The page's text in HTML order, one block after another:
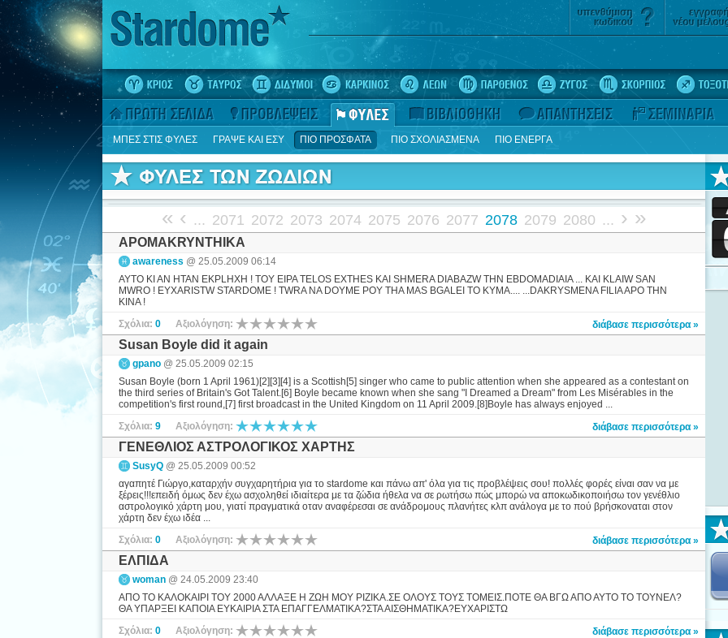
ΜΠΕΣ ΣΤΙΣ ΦΥΛΕΣ ΓΡΑΨΕ ΚΑΙ ΕΣΥ ΠΙΟ ΠΡΟΣΦΑΤΑ ΠΙΟ ΣΧΟΛΙΑΣΜΕΝΑ ΠΙΟ ΕΝΕΡΓΑ
« ‹ ... 2071 2072 2073 2074 2075 2076 2077 2078 2079 2080 ... › »
APOMAKRYNTHIKA
awareness @ 25.05.2009 06:14
AYTO KI AN HTAN EKPLHXH ! TOY EIPA TELOS EXTHES KAI SHMERA DIABAZW THN EBDOMADIAIA ... KAI KLAIW SAN
MWRO ! EYXARISTW STARDOME ! TWRA NA DOYME POY THA MAS BGALEI TO KYMA.... ...DAKRYSMENA FILIA APO THN
KINA !
διάβασε περισσότερα »
Σχόλια: 0 Αξιολόγηση:
Susan Boyle did it again
gpano @ 25.05.2009 02:15
Susan Boyle (born 1 April 1961)[2][3][4] is a Scottish[5] singer who came to public attention when she appeared as a contestant on
the third series of Britain's Got Talent.[6] Boyle became known when she sang "I Dreamed a Dream" from Les Misérables in the
competition's first round,[7] first broadcast in the United Kingdom on 11 April 2009.[8]Boyle has always enjoyed ...
διάβασε περισσότερα »
Σχόλια: 9 Αξιολόγηση:
ΓΕΝΕΘΛΙΟΣ ΑΣΤΡΟΛΟΓΙΚΟΣ ΧΑΡΤΗΣ
SusyQ @ 25.05.2009 00:52
αγαπητέ Γιώργο,καταρχήν συγχαρητήρια για το stardome και πάνω απ' όλα για τις προβλέψεις σου! πολλές φορές είναι σαν να με
ξέρεις!!!επειδή όμως δεν έχω ασχοληθεί ιδιαίτερα με τα ζώδια ήθελα να σε ρωτήσω πώς μπορώ να αποκωδικοποιήσω τον γενέθλιο
αστρολογικό χάρτη μου, γιατί πραγματικά οταν αναφέρεσαι σε ανάδρομους πλανήτες κλπ ανάλογα με το πού βρήσκοναται στον
χάρτη δεν έχω ιδέα ...
διάβασε περισσότερα »
Σχόλια: 0 Αξιολόγηση:
ΕΛΠΙΔΑ
woman @ 24.05.2009 23:40
ΑΠΟ ΤΟ ΚΑΛΟΚΑΙΡΙ ΤΟΥ 2000 ΑΛΛΑΞΕ Η ΖΩΗ ΜΟΥ ΡΙΖΙΚΑ.ΣΕ ΟΛΟΥΣ ΤΟΥΣ ΤΟΜΕΙΣ.ΠΟΤΕ ΘΑ ΒΓΩ ΑΠΟ ΑΥΤΟ ΤΟ ΤΟΥΝΕΛ?
ΘΑ ΥΠΑΡΞΕΙ ΚΑΠΟΙΑ ΕΥΚΑΙΡΙΑ ΣΤΑ ΕΠΑΓΓΕΛΜΑΤΙΚΑ?ΣΤΑ ΑΙΣΘΗΜΑΤΙΚΑ?ΕΥΧΑΡΙΣΤΩ
διάβασε περισσότερα »
Σχόλια: 0 Αξιολόγηση: